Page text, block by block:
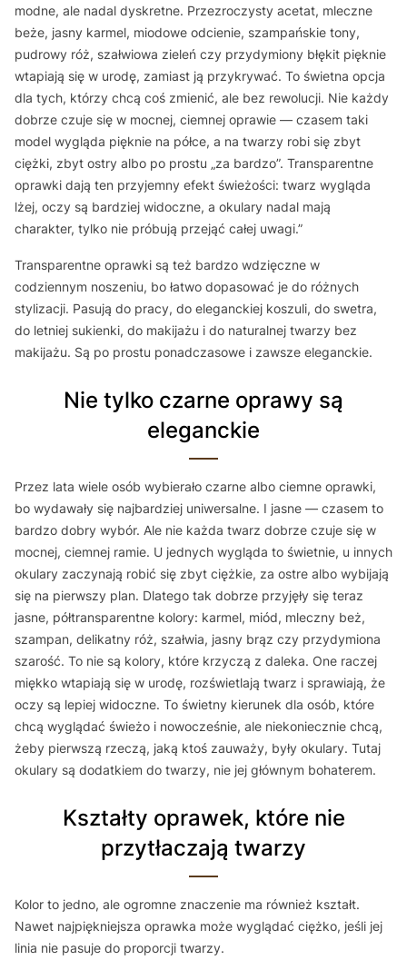
modne, ale nadal dyskretne. Przezroczysty acetat, mleczne
beże, jasny karmel, miodowe odcienie, szampańskie tony,
pudrowy róż, szałwiowa zieleń czy przydymiony błękit pięknie
wtapiają się w urodę, zamiast ją przykrywać. To świetna opcja
dla tych, którzy chcą coś zmienić, ale bez rewolucji. Nie każdy
dobrze czuje się w mocnej, ciemnej oprawie — czasem taki
model wygląda pięknie na półce, a na twarzy robi się zbyt
ciężki, zbyt ostry albo po prostu „za bardzo”. Transparentne
oprawki dają ten przyjemny efekt świeżości: twarz wygląda
lżej, oczy są bardziej widoczne, a okulary nadal mają
charakter, tylko nie próbują przejąć całej uwagi.”
Transparentne oprawki są też bardzo wdzięczne w
codziennym noszeniu, bo łatwo dopasować je do różnych
stylizacji. Pasują do pracy, do eleganckiej koszuli, do swetra,
do letniej sukienki, do makijażu i do naturalnej twarzy bez
makijażu. Są po prostu ponadczasowe i zawsze eleganckie.
Nie tylko czarne oprawy są
eleganckie
Przez lata wiele osób wybierało czarne albo ciemne oprawki,
bo wydawały się najbardziej uniwersalne. I jasne — czasem to
bardzo dobry wybór. Ale nie każda twarz dobrze czuje się w
mocnej, ciemnej ramie. U jednych wygląda to świetnie, u innych
okulary zaczynają robić się zbyt ciężkie, za ostre albo wybijają
się na pierwszy plan. Dlatego tak dobrze przyjęły się teraz
jasne, półtransparentne kolory: karmel, miód, mleczny beż,
szampan, delikatny róż, szałwia, jasny brąz czy przydymiona
szarość. To nie są kolory, które krzyczą z daleka. One raczej
miękko wtapiają się w urodę, rozświetlają twarz i sprawiają, że
oczy są lepiej widoczne. To świetny kierunek dla osób, które
chcą wyglądać świeżo i nowocześnie, ale niekoniecznie chcą,
żeby pierwszą rzeczą, jaką ktoś zauważy, były okulary. Tutaj
okulary są dodatkiem do twarzy, nie jej głównym bohaterem.
Kształty oprawek, które nie
przytłaczają twarzy
Kolor to jedno, ale ogromne znaczenie ma również kształt.
Nawet najpiękniejsza oprawka może wyglądać ciężko, jeśli jej
linia nie pasuje do proporcji twarzy.